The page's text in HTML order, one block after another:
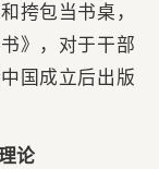
挎包当书桌，
》，对于干部
国成立后出版
论